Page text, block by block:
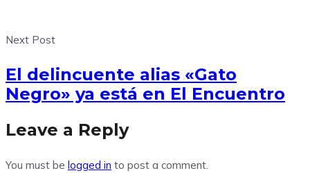
Next Post
El delincuente alias «Gato
Negro» ya está en El Encuentro
Leave a Reply
You must be logged in to post a comment.